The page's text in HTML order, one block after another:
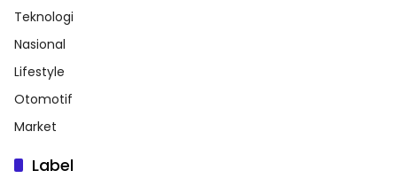
Teknologi
Nasional
Lifestyle
Otomotif
Market
Label